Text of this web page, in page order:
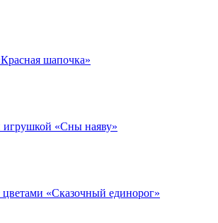
шапочка»
игрушкой «Сны наяву»
«Сказочный единорог»